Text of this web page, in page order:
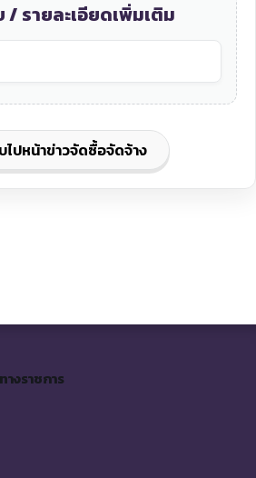
/ รายละเอียดเพิ่มเติม
ไปหน้าข่าวจัดซื้อจัดจ้าง
งราชการ